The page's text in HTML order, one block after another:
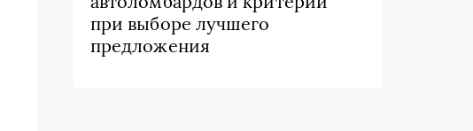
при выборе лучшего
предложения